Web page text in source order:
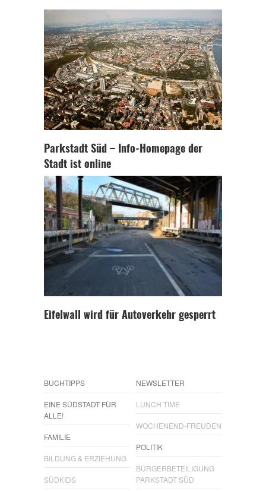
Parkstadt Süd – Info-Homepage der
Stadt ist online
Eifelwall wird für Autoverkehr gesperrt
BUCHTIPPS
EINE SÜDSTADT FÜR
ALLE!
FAMILIE
BILDUNG & ERZIEHUNG
SÜDKIDS
NEWSLETTER
LUNCH TIME
WOCHENEND-FREUDEN
POLITIK
BÜRGERBETEILIGUNG
PARKSTADT SÜD